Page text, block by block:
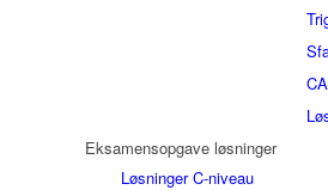
Eksamensopgave løsninger
Løsninger C-niveau